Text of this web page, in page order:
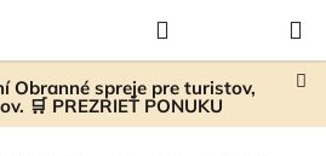
Obranné spreje pre turistov,
🛒 PREZRIEŤ PONUKU
KOŠÍK